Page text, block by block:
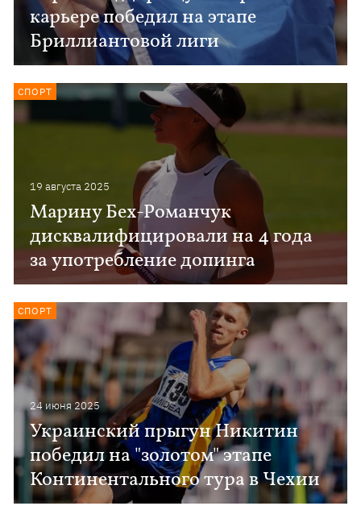
карьере победил на этапе
Бриллиантовой лиги
19 августа 2025
Марину Бех-Романчук
дисквалифицировали на 4 года
за употребление допинга
СПОРТ
24 июня 2025
Украинский прыгун Никитин
победил на "золотом" этапе
Континентального тура в Чехии
СПОРТ